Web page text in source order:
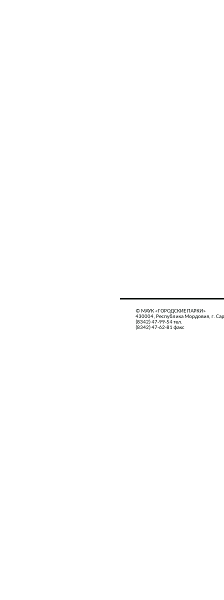
© МАУК «ГОРОДСКИЕ ПАРКИ»
430004, Республика Мордовия, г.
(8342) 47-99-54 тел.
(8342) 47-62-81 факс